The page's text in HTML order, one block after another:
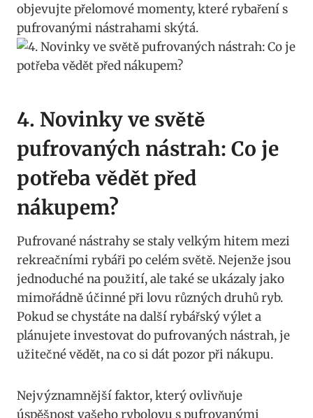
objevujte přelomové momenty, které rybaření s
‌pufrovanými nástrahami ​skýtá.
4. Novinky ve světě
pufrovaných nástrah: Co je
potřeba vědět před
nákupem?
Pufrované ​nástrahy se staly velkým ⁣hitem mezi⁢
rekreačními rybáři po celém světě. Nejenže jsou
jednoduché na použití,​ ale ‍také se ukázaly jako
mimořádně⁤ účinné‍ při lovu různých druhů‌ ryb.
Pokud se chystáte na další rybářský výlet a
plánujete investovat ⁣do pufrovaných nástrah, ⁢je
užitečné vědět, na ⁢co si dát pozor při nákupu.
Nejvýznamnější faktor, který ovlivňuje
úspěšnost vašeho rybolovu s pufrovanými